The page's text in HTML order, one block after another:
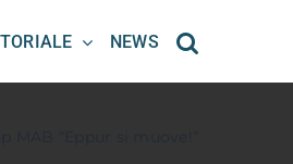
NEWS